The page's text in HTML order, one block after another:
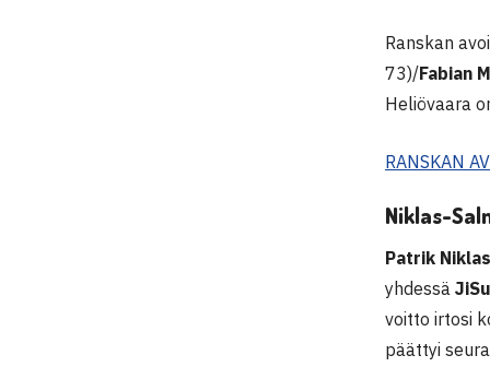
Ranskan
73)/Fabian
Heliövaara
RANSKAN
Niklas-
Patrik
yhdessä
voitto irtosi
päättyi